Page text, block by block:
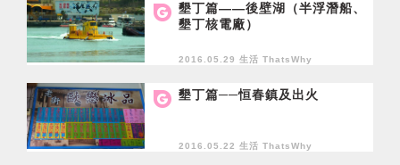
墾丁篇——後壁湖（半浮潛船、
墾丁核電廠）
2016.05.29 生活 ThatsWhy
墾丁篇──恒春鎮及出火
2016.05.22 生活 ThatsWhy